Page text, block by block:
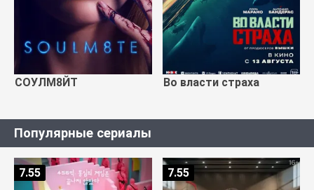
СОУЛМ8ЙТ Во власти страха
Популярные сериалы
7.55 7.55